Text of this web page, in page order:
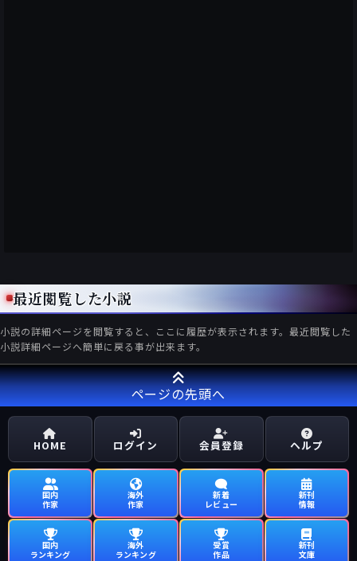
最近閲覧した小説
小説の詳細ページを閲覧すると、ここに履歴が表示されます。最近閲覧した
小説詳細ページへ簡単に戻る事が出来ます。
ページの先頭へ
HOME ログイン 会員登録 ヘルプ
国内
作家
海外
作家
新着
レビュー
新刊
情報
国内
ランキング
海外
ランキング
受賞
作品
新刊
文庫